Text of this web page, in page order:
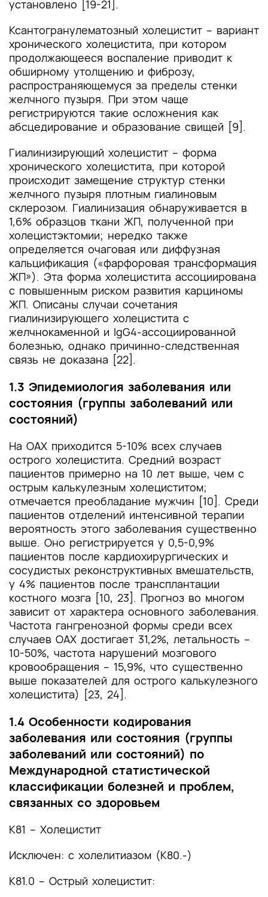
установлено [19-21].
Ксантогранулематозный холецистит – вариант
хронического холецистита, при котором
продолжающееся воспаление приводит к
обширному утолщению и фиброзу,
распространяющемуся за пределы стенки
желчного пузыря. При этом чаще
регистрируются такие осложнения как
абсцедирование и образование свищей [9].
Гиалинизирующий холецистит – форма
хронического холецистита, при которой
происходит замещение структур стенки
желчного пузыря плотным гиалиновым
склерозом. Гиалинизация обнаруживается в
1,6% образцов ткани ЖП, полученной при
холецистэктомии; нередко также
определяется очаговая или диффузная
кальцификация («фарфоровая трансформация
ЖП»). Эта форма холецистита ассоциирована
с повышенным риском развития карциномы
ЖП. Описаны случаи сочетания
гиалинизирующего холецистита с
желчнокаменной и IgG4-ассоциированной
болезнью, однако причинно-следственная
связь не доказана [22].
1.3 Эпидемиология заболевания или
состояния (группы заболеваний или
состояний)
На ОАХ приходится 5-10% всех случаев
острого холецистита. Средний возраст
пациентов примерно на 10 лет выше, чем с
острым калькулезным холециститом;
отмечается преобладание мужчин [10]. Среди
пациентов отделений интенсивной терапии
вероятность этого заболевания существенно
выше. Оно регистрируется у 0,5-0,9%
пациентов после кардиохирургических и
сосудистых реконструктивных вмешательств,
у 4% пациентов после трансплантации
костного мозга [10, 23]. Прогноз во многом
зависит от характера основного заболевания.
Частота гангренозной формы среди всех
случаев ОАХ достигает 31,2%, летальность –
10-50%, частота нарушений мозгового
кровообращения – 15,9%, что существенно
выше показателей для острого калькулезного
холецистита) [23, 24].
1.4 Особенности кодирования
заболевания или состояния (группы
заболеваний или состояний) по
Международной статистической
классификации болезней и проблем,
связанных со здоровьем
К81 – Холецистит
Исключен: с холелитиазом (K80.-)
К81.0 – Острый холецистит: